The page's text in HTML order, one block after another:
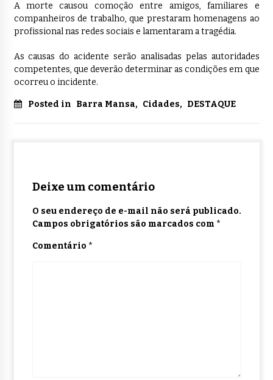
A morte causou comoção entre amigos, familiares e
companheiros de trabalho, que prestaram homenagens ao
profissional nas redes sociais e lamentaram a tragédia.
As causas do acidente serão analisadas pelas autoridades
competentes, que deverão determinar as condições em que
ocorreu o incidente.
Posted in Barra Mansa, Cidades, DESTAQUE
Deixe um comentário
O seu endereço de e-mail não será publicado.
Campos obrigatórios são marcados com *
Comentário *